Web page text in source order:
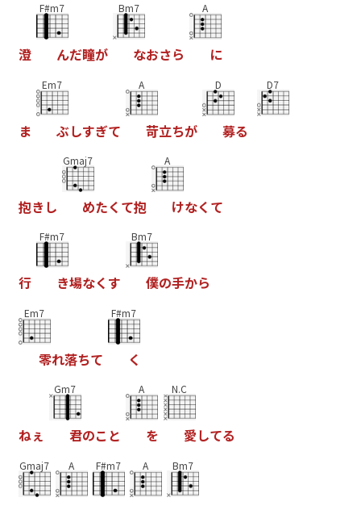
澄
F#m7
んだ瞳が
Bm7
なおさら
A
に
ま
Em7
ぶしすぎて
A
苛立ちが
D
募る
D7
抱き し
Gmaj7
めたく て抱
A
けなく て
行
F#m7
き場なく す
Bm7
僕の手から
Em7
零れ落ちて
F#m7
く
ねぇ
Gm7
君のこ と
A
を
N.C
愛してる
Gmaj7 A F#m7 A Bm7